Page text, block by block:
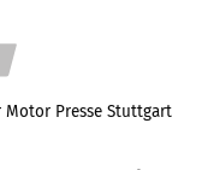
Motor Presse Stuttgart